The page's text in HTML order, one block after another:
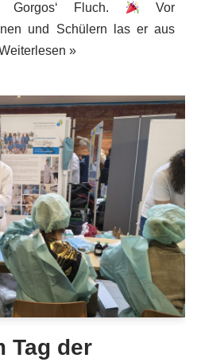
Gorgos‘ Fluch.
Vor
und Schülern las er aus
»
Tag der